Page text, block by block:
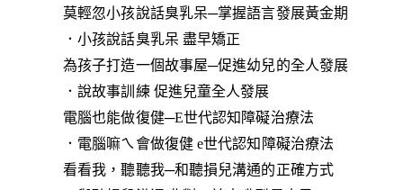
莫輕忽小孩說話臭乳呆─掌握語言發展黃金期
．小孩說話臭乳呆 盡早矯正
為孩子打造一個故事屋─促進幼兒的全人發展
．說故事訓練 促進兒童全人發展
電腦也能做復健─E世代認知障礙治療法
．電腦嘛ㄟ會做復健 e世代認知障礙治療法
看看我，聽聽我─和聽損兒溝通的正確方式